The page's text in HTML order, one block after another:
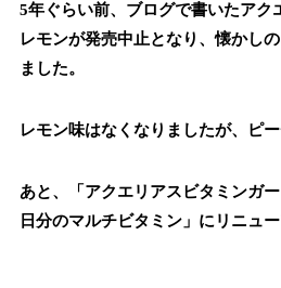
5年ぐらい前、ブログで書いたアク
レモンが発売中止となり、懐かし
ました。
レモン味はなくなりましたが、ピ
あと、「アクエリアスビタミンガ
日分のマルチビタミン」にリニュー